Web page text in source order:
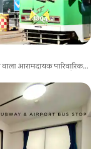
आरामदायक पारिवारिक